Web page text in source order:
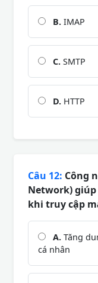
B. IMAP
C. SMTP
D. HTTP
Câu 12: Công
Network)
khi truy cập
A. Tăng
cá nhân